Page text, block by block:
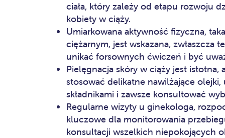
ciała, który zależy od etapu rozwoju
kobiety w ciąży.
Umiarkowana aktywność fizyczna,
ciężarnym, jest wskazana,
unikać forsownych ćwiczeń i być
Pielęgnacja skóry w ciąży jest
stosować delikatne nawilżające
składnikami i zawsze konsultować
Regularne wizyty u ginekologa,
kluczowe dla monitorowania
konsultacji wszelkich niepokojących